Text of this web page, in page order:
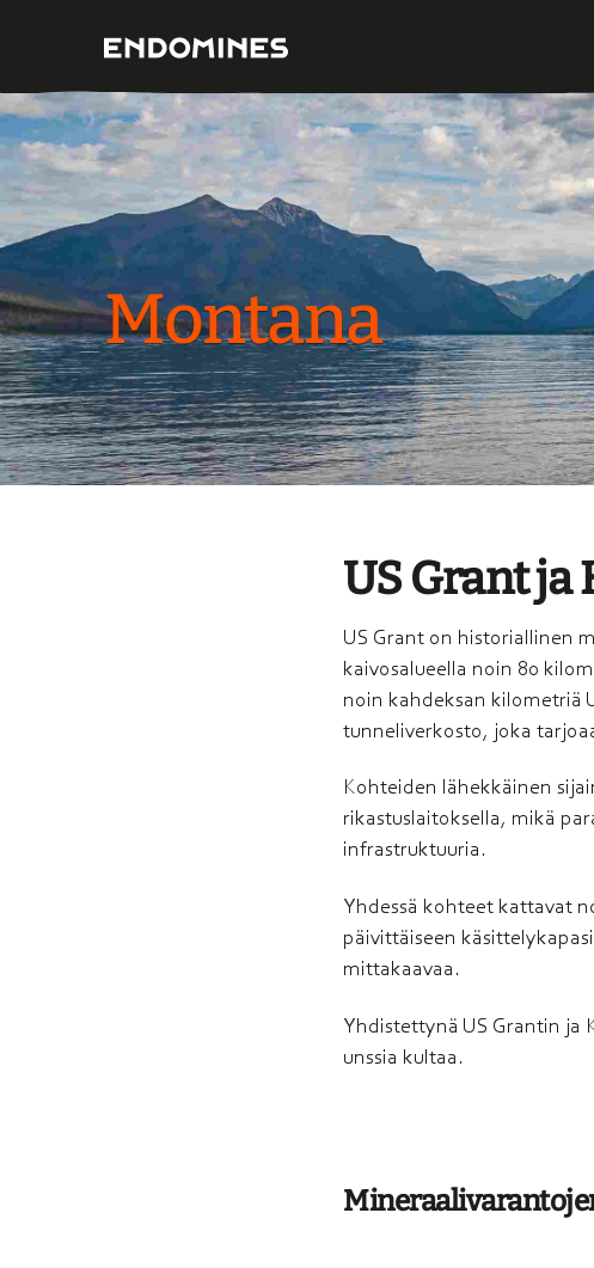
Montana
US Grant ja
US Grant on historiallinen
kaivosalueella noin 80
noin kahdeksan kilometriä
tunneliverkosto, joka
Kohteiden lähekkäinen
rikastuslaitoksella, mikä
infrastruktuuria.
Yhdessä kohteet kattavat
päivittäiseen
mittakaavaa.
Yhdistettynä US Grantin ja
unssia kultaa.